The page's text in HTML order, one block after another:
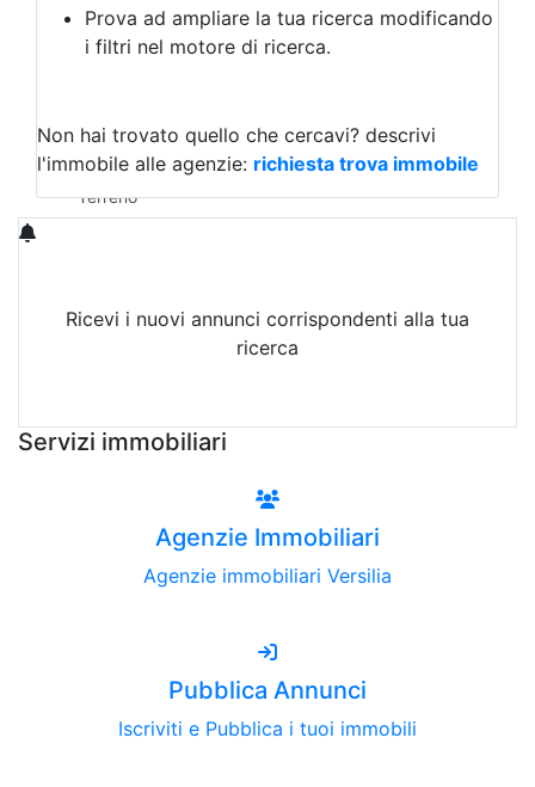
Agriturismo
Magazzini
Qualsiasi
Terreno edificabile
Terreno
Prova ad ampliare la tua ricerca modificando
i filtri nel motore di ricerca.
Non hai trovato quello che cercavi? descrivi
l'immobile alle agenzie: richiesta trova immobile
Ricevi i nuovi annunci corrispondenti alla tua
ricerca
Servizi immobiliari
Agenzie Immobiliari
Agenzie immobiliari Versilia
Pubblica Annunci
Iscriviti e Pubblica i tuoi immobili